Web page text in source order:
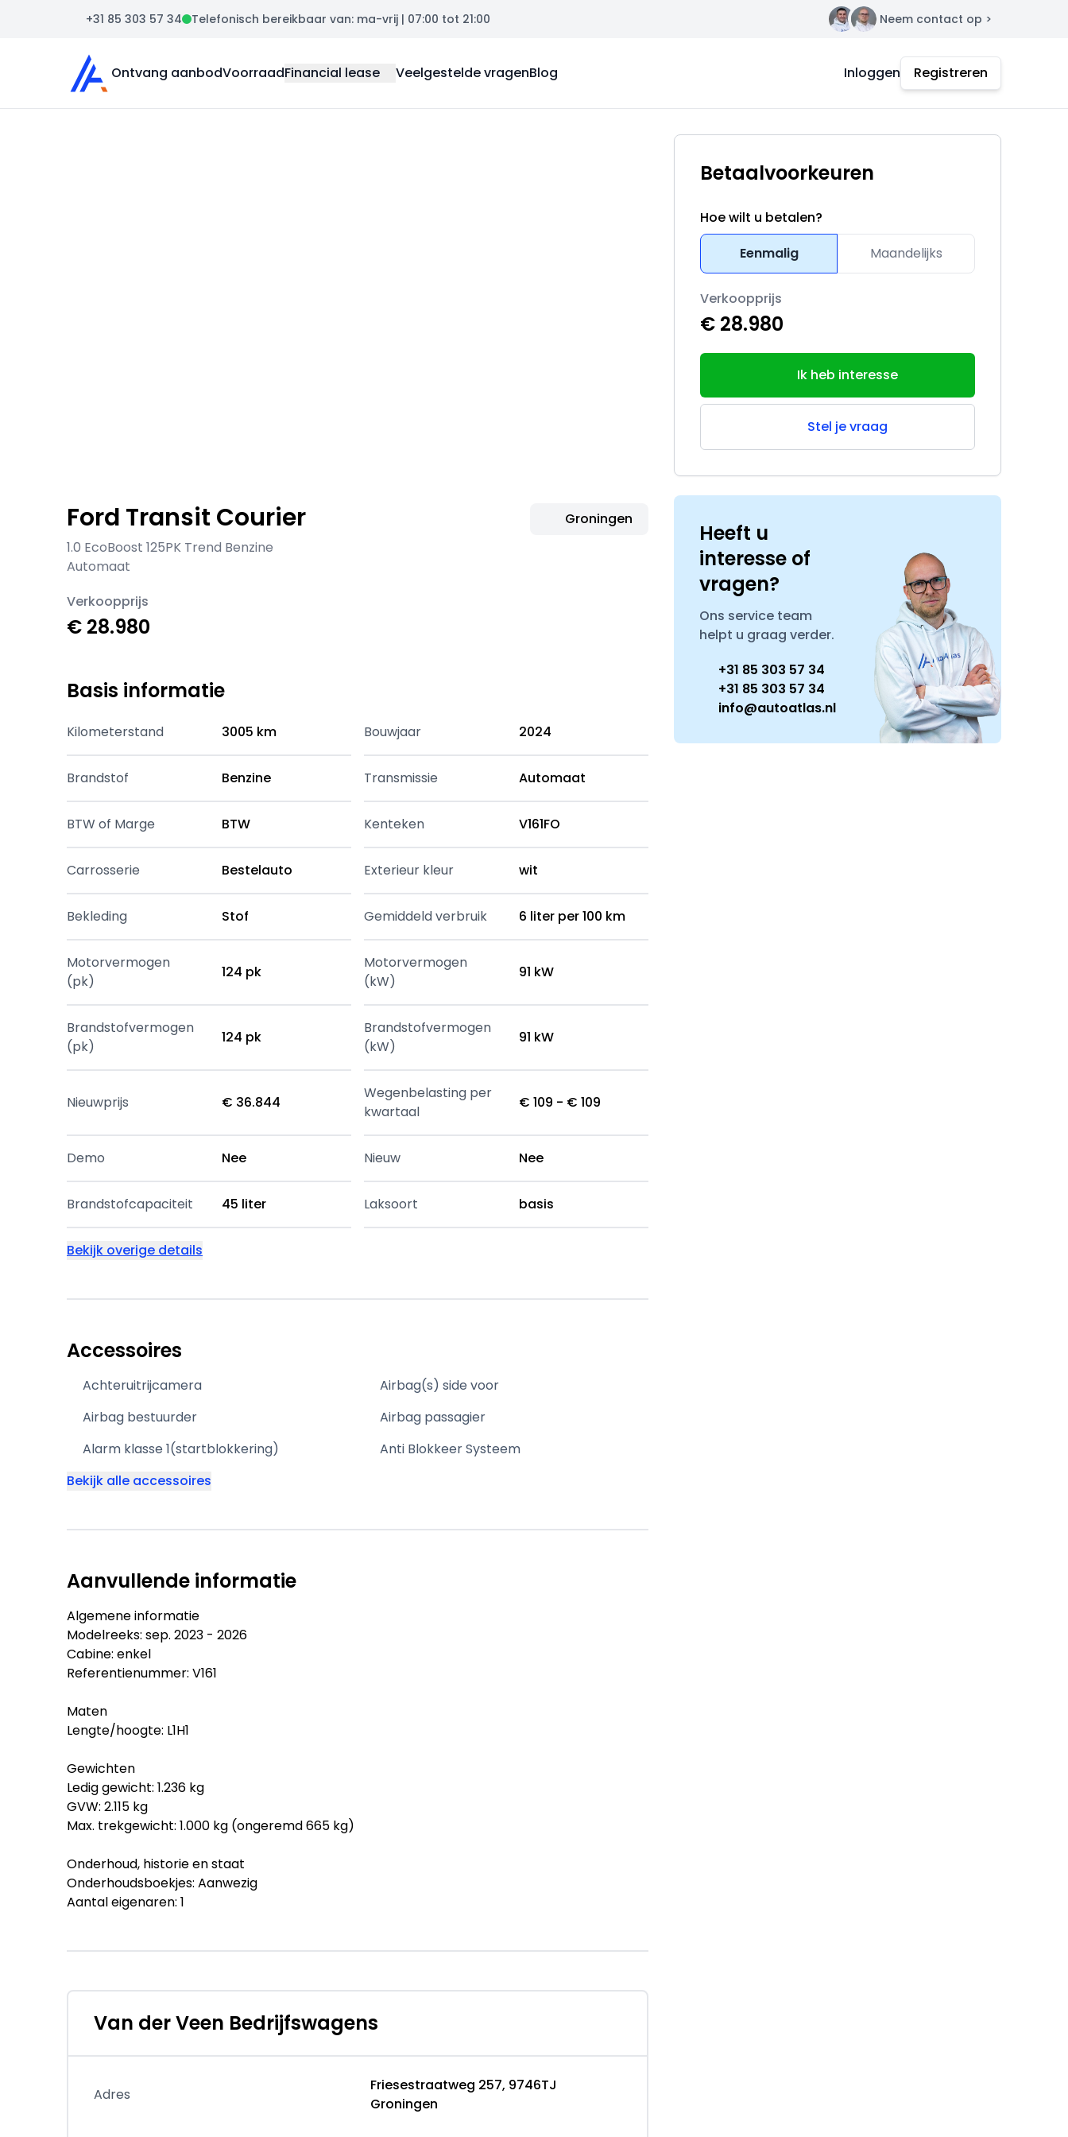
+31 85 303 57 34 Telefonisch bereikbaar van: ma-vrij | 07:00 tot 21:00 Contact Neem contact op >
Auto Atlas
Ontvang aanbodVoorraadFinancial lease Veelgestelde vragenBlog Inloggen Registreren
Ford Transit Courier
1.0 EcoBoost 125PK Trend Benzine
Automaat
Groningen
Verkoopprijs
€ 28.980
Betaalvoorkeuren
Hoe wilt u betalen?
Eenmalig
Maandelijks
Verkoopprijs
€ 28.980
Ik heb interesse
Stel je vraag
Heeft u
interesse of
vragen?
Ons service team
helpt u graag verder.
+31 85 303 57 34
+31 85 303 57 34
info@autoatlas.nl
Basis informatie
Kilometerstand 3005 km Bouwjaar 2024
Brandstof Benzine Transmissie Automaat
BTW of Marge BTW Kenteken V161FO
Carrosserie Bestelauto Exterieur kleur wit
Bekleding Stof Gemiddeld verbruik 6 liter per 100 km
Motorvermogen
(pk)
124 pk
Motorvermogen
(kW)
91 kW
Brandstofvermogen
(pk)
124 pk
Brandstofvermogen
(kW)
91 kW
Nieuwprijs € 36.844
Wegenbelasting per
kwartaal
€ 109 - € 109
Demo Nee Nieuw Nee
Brandstofcapaciteit 45 liter Laksoort basis
Bekijk overige details
Accessoires
Achteruitrijcamera
Airbag(s) side voor
Airbag bestuurder
Airbag passagier
Alarm klasse 1(startblokkering)
Anti Blokkeer Systeem
Bekijk alle accessoires
Aanvullende informatie
Algemene informatie
Modelreeks: sep. 2023 - 2026
Cabine: enkel
Referentienummer: V161
Maten
Lengte/hoogte: L1H1
Gewichten
Ledig gewicht: 1.236 kg
GVW: 2.115 kg
Max. trekgewicht: 1.000 kg (ongeremd 665 kg)
Onderhoud, historie en staat
Onderhoudsboekjes: Aanwezig
Aantal eigenaren: 1
Garantie
Fabrieksgarantie tot: 24-06-2029
Optioneel afleverpakket (zonder meerprijs): Aflevering Nieuw: Het geadverteerde voertuig
wordt geleverd met 2 jaar fabrieksgarantie vanaf de registratiedatum. Prijs is zonder
Van der Veen Bedrijfswagens
Adres
Friesestraatweg 257, 9746TJ
Groningen